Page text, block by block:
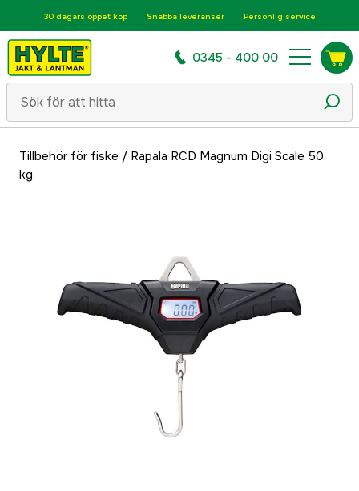
30 dagars öppet köp Snabba leveranser Personlig service
0345 - 400 00
Tillbehör för fiske / Rapala RCD Magnum Digi Scale 50
kg